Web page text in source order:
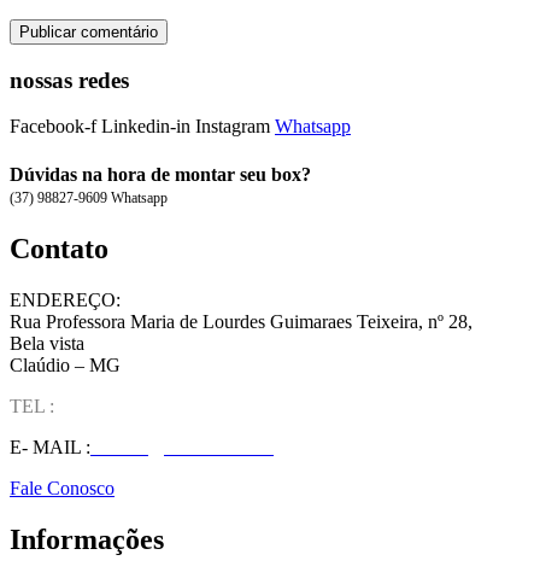
nossas redes
Facebook-f Linkedin-in Instagram Whatsapp
Dúvidas na hora de montar seu box?
(37) 98827-9609 Whatsapp
Contato
ENDEREÇO:
Rua Professora Maria de Lourdes Guimaraes Teixeira, nº 28,
Bela vista
Claúdio – MG
TEL :
E- MAIL :
Fale Conosco
Informações